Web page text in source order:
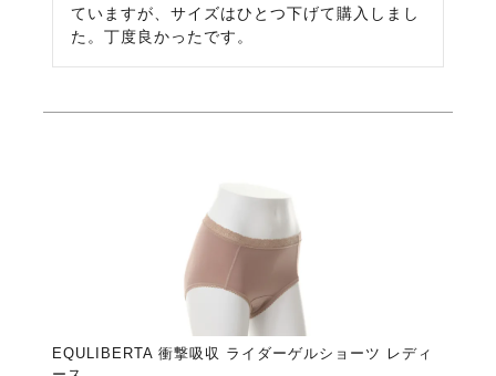
ていますが、サイズはひとつ下げて購入しまし
た。丁度良かったです。
EQULIBERTA 衝撃吸収 ライダーゲルショーツ レディ